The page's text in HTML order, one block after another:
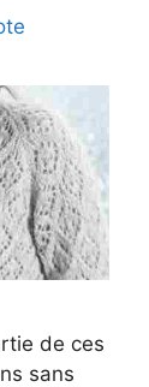
de ces
sans